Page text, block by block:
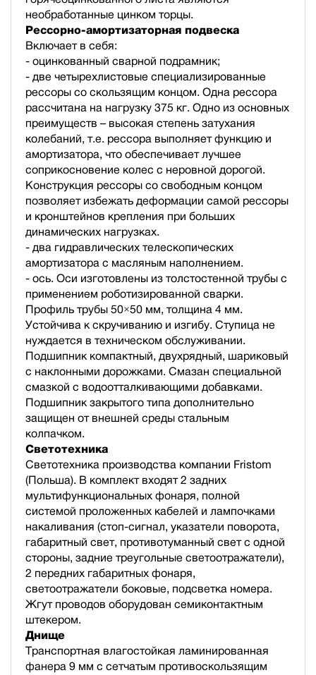
необработанные цинком торцы.
Рессорно-амортизаторная подвеска
Включает в себя:
- оцинкованный сварной подрамник;
- две четырехлистовые специализированные
рессоры со скользящим концом. Одна рессора
рассчитана на нагрузку 375 кг. Одно из основных
преимуществ – высокая степень затухания
колебаний, т.е. рессора выполняет функцию и
амортизатора, что обеспечивает лучшее
соприкосновение колес с неровной дорогой.
Конструкция рессоры со свободным концом
позволяет избежать деформации самой рессоры
и кронштейнов крепления при больших
динамических нагрузках.
- два гидравлических телескопических
амортизатора с масляным наполнением.
- ось. Оси изготовлены из толстостенной трубы с
применением роботизированной сварки.
Профиль трубы 50×50 мм, толщина 4 мм.
Устойчива к скручиванию и изгибу. Ступица не
нуждается в техническом обслуживании.
Подшипник компактный, двухрядный, шариковый
с наклонными дорожками. Смазан специальной
смазкой с водоотталкивающими добавками.
Подшипник закрытого типа дополнительно
защищен от внешней среды стальным
колпачком.
Светотехника
Светотехника производства компании Fristom
(Польша). В комплект входят 2 задних
мультифункциональных фонаря, полной
cистемой проложенных кабелей и лампочками
накаливания (стоп-сигнал, указатели поворота,
габаритный свет, противотуманный свет с одной
стороны, задние треугольные светоотражатели),
2 передних габаритных фонаря,
светоотражатели боковые, подсветка номера.
Жгут проводов оборудован семиконтактным
штекером.
Днище
Транспортная влагостойкая ламинированная
фанера 9 мм с сетчатым противоскользящим